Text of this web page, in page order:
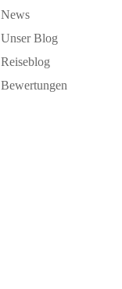
News
Unser Blog
Reiseblog
Bewertungen